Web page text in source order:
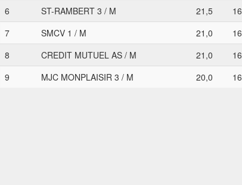
6
ST-RAMBERT 3 / M 21,5 16
7
SMCV 1 / M 21,0 16
8
CREDIT MUTUEL AS / M 21,0 16
9
MJC MONPLAISIR 3 / M 20,0 16